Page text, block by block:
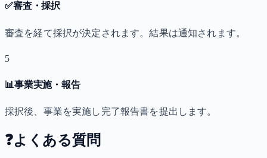
✅審査・採択
審査を経て採択が決定されます。結果は通知されます。
5
📊事業実施・報告
採択後、事業を実施し完了報告書を提出します。
❓よくある質問